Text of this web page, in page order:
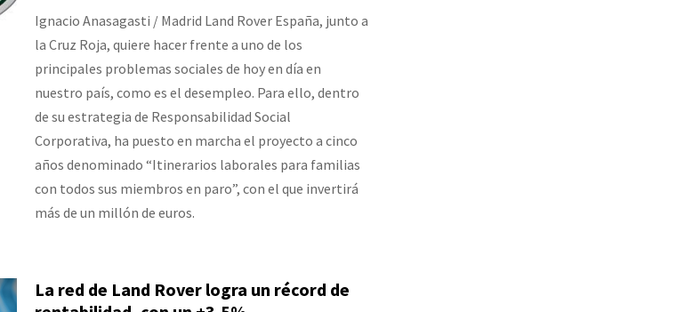
Ignacio Anasagasti / Madrid Land Rover España, junto a
la Cruz Roja, quiere hacer frente a uno de los
principales problemas sociales de hoy en día en
nuestro país, como es el desempleo. Para ello, dentro
de su estrategia de Responsabilidad Social
Corporativa, ha puesto en marcha el proyecto a cinco
años denominado “Itinerarios laborales para familias
con todos sus miembros en paro”, con el que invertirá
más de un millón de euros.
La red de Land Rover logra un récord de